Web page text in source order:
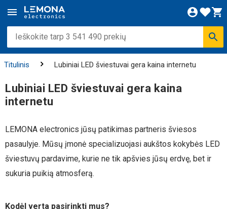
Titulinis Lubiniai LED šviestuvai gera kaina internetu
Lubiniai LED šviestuvai gera kaina
internetu
LEMONA electronics jūsų patikimas partneris šviesos
pasaulyje. Mūsų įmonė specializuojasi aukštos kokybės LED
šviestuvų pardavime, kurie ne tik apšvies jūsų erdvę, bet ir
sukuria puikią atmosferą.
Kodėl verta pasirinkti mus?